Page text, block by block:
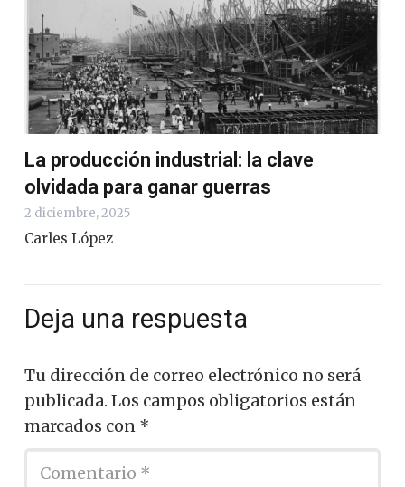
La producción industrial: la clave
olvidada para ganar guerras
2 diciembre, 2025
Carles López
Deja una respuesta
Tu dirección de correo electrónico no será
publicada. Los campos obligatorios están
marcados con *